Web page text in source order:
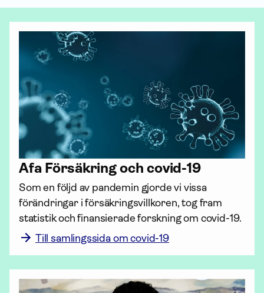
Afa För­säkring och covid-19
Som en följd av pandemin gjorde vi vissa
förändringar i försäkringsvillkoren, tog fram
statistik och finansierade forskning om covid-19.
Till samlingssida om covid-19